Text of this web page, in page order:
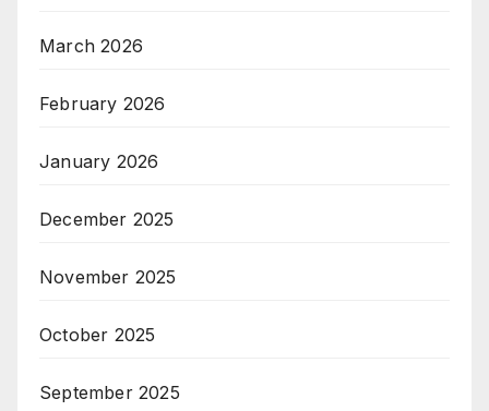
March 2026
February 2026
January 2026
December 2025
November 2025
October 2025
September 2025